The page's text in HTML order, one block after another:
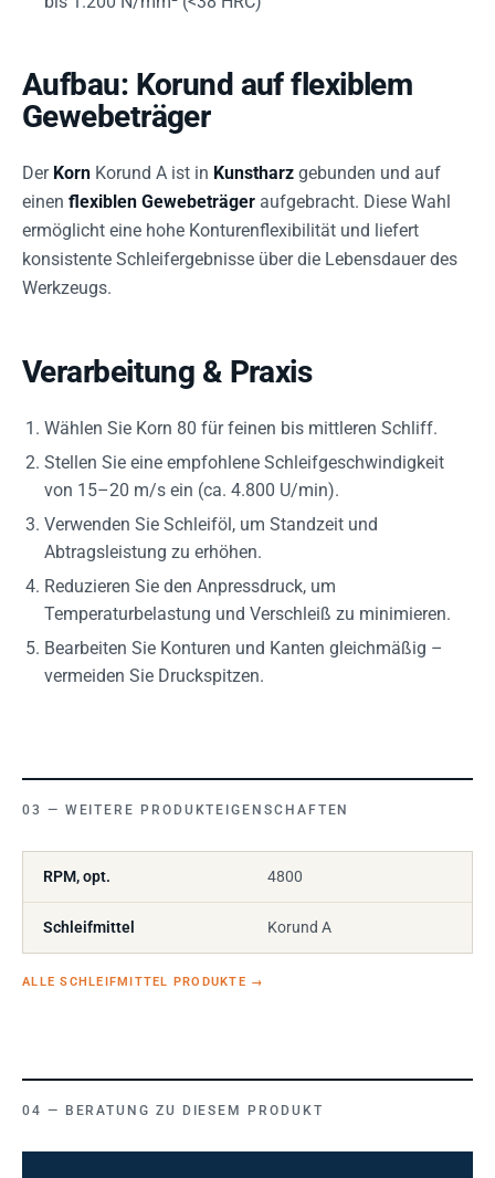
Aufbau: Korund auf flexiblem
Gewebeträger
Der Korn Korund A ist in Kunstharz gebunden und auf
einen flexiblen Gewebeträger aufgebracht. Diese Wahl
ermöglicht eine hohe Konturenflexibilität und liefert
konsistente Schleifergebnisse über die Lebensdauer des
Werkzeugs.
Verarbeitung & Praxis
Wählen Sie Korn 80 für feinen bis mittleren Schliff.
Stellen Sie eine empfohlene Schleifgeschwindigkeit
von 15–20 m/s ein (ca. 4.800 U/min).
Verwenden Sie Schleiföl, um Standzeit und
Abtragsleistung zu erhöhen.
Reduzieren Sie den Anpressdruck, um
Temperaturbelastung und Verschleiß zu minimieren.
Bearbeiten Sie Konturen und Kanten gleichmäßig –
vermeiden Sie Druckspitzen.
WEITERE PRODUKTEIGENSCHAFTEN
RPM, opt. 4800
Schleifmittel Korund A
ALLE SCHLEIFMITTEL PRODUKTE →
BERATUNG ZU DIESEM PRODUKT